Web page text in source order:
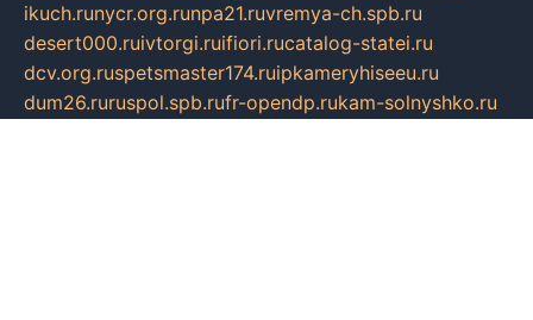
ikuch.runycr.org.runpa21.ruvremya-ch.spb.ru
desert000.ruivtorgi.ruifiori.rucatalog-statei.ru
dcv.org.ruspetsmaster174.ruipkameryhiseeu.ru
dum26.ruruspol.spb.rufr-opendp.rukam-solnyshko.ru